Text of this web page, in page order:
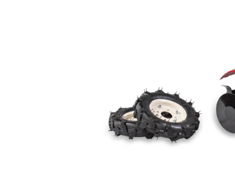
Motorni trimeri